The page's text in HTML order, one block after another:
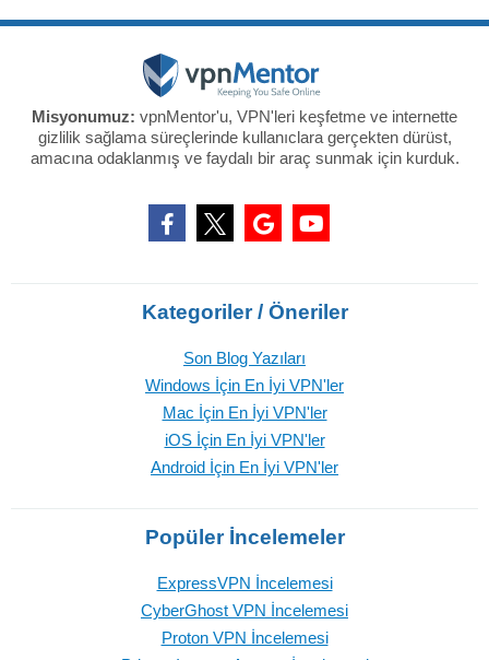
Misyonumuz: vpnMentor'u, VPN'leri keşfetme ve internette
gizlilik sağlama süreçlerinde kullanıclara gerçekten dürüst,
amacına odaklanmış ve faydalı bir araç sunmak için kurduk.
Kategoriler / Öneriler
Son Blog Yazıları
Windows İçin En İyi VPN'ler
Mac İçin En İyi VPN'ler
iOS İçin En İyi VPN'ler
Android İçin En İyi VPN'ler
Popüler İncelemeler
ExpressVPN İncelemesi
CyberGhost VPN İncelemesi
Proton VPN İncelemesi